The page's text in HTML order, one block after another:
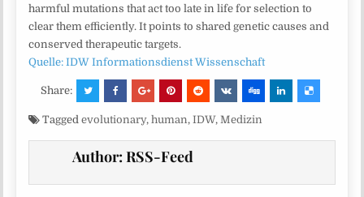
harmful mutations that act too late in life for selection to
clear them efficiently. It points to shared genetic causes and
conserved therapeutic targets.
Quelle: IDW Informationsdienst Wissenschaft
Share:
Taggedevolutionary,human,IDW,Medizin
Author:RSS-Feed